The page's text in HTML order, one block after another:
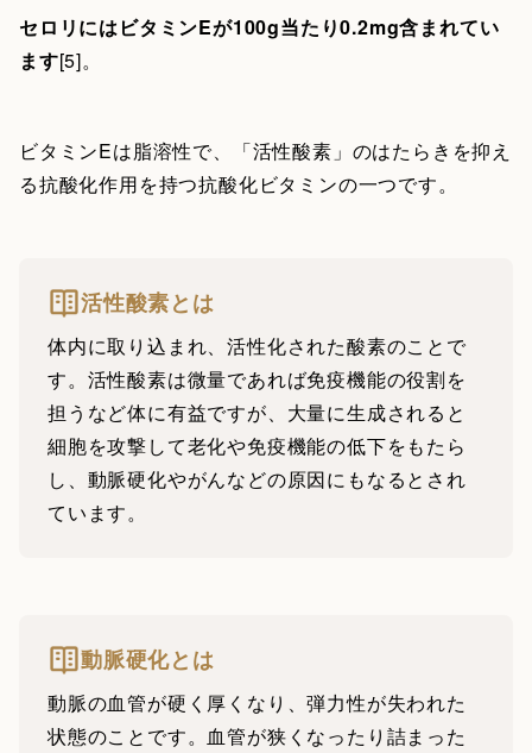
セロリにはビタミンEが100g当たり0.2mg含まれてい
ます[5]。
ビタミンEは脂溶性で、「活性酸素」のはたらきを抑え
る抗酸化作用を持つ抗酸化ビタミンの一つです。
活性酸素とは
体内に取り込まれ、活性化された酸素のことで
す。活性酸素は微量であれば免疫機能の役割を
担うなど体に有益ですが、大量に生成されると
細胞を攻撃して老化や免疫機能の低下をもたら
し、動脈硬化やがんなどの原因にもなるとされ
ています。
動脈硬化とは
動脈の血管が硬く厚くなり、弾力性が失われた
状態のことです。血管が狭くなったり詰まった